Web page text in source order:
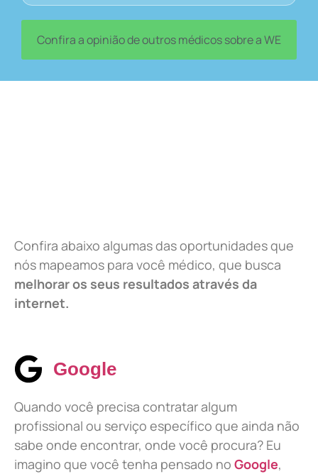
Confira a opinião de outros médicos sobre a WE
Confira abaixo algumas das oportunidades que
nós mapeamos para você médico, que busca
melhorar os seus resultados através da
internet.
Google
Quando você precisa contratar algum
profissional ou serviço específico que ainda não
sabe onde encontrar, onde você procura? Eu
imagino que você tenha pensado no Google,